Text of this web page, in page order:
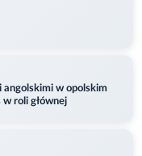
angolskimi w opolskim
roli głównej